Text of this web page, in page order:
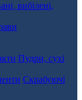
вибілені,
Пудри, сухі
Скрабуючі